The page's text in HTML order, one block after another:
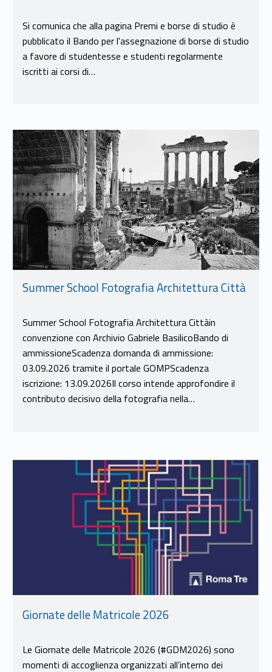
Si comunica che alla pagina Premi e borse di studio è
pubblicato il Bando per l'assegnazione di borse di studio
a favore di studentesse e studenti regolarmente
iscritti ai corsi di…
Link identifier #identifier__24054-9
Summer School Fotografia Architettura Città
Summer School Fotografia Architettura Cittàin
convenzione con Archivio Gabriele BasilicoBando di
ammissioneScadenza domanda di ammissione:
03.09.2026 tramite il portale GOMPScadenza
iscrizione: 13.09.2026Il corso intende approfondire il
contributo decisivo della fotografia nella…
Link identifier #identifier__182058-10
Giornate delle Matricole 2026
Le Giornate delle Matricole 2026 (#GDM2026) sono
momenti di accoglienza organizzati all’interno dei